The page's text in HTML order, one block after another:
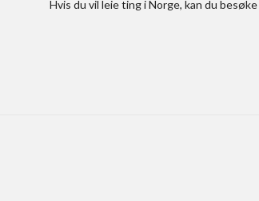
Hvis du vil leie ting i Norge, kan du besøke